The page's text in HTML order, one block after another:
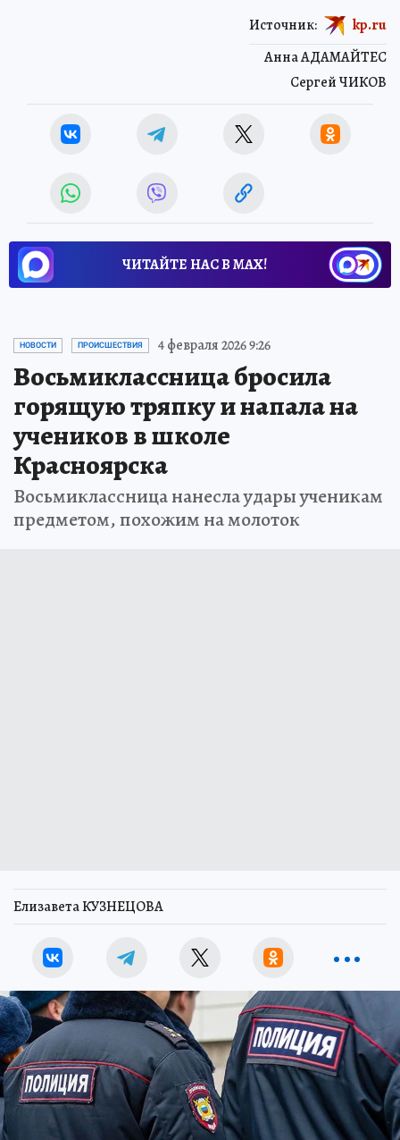
Анна АДАМАЙТЕС
Сергей ЧИКОВ
Источник: kp.ru
ЧИТАЙТЕ НАС В МАХ!
НОВОСТИ ПРОИСШЕСТВИЯ 4 февраля 2026 9:26
Восьмиклассница бросила
горящую тряпку и напала на
учеников в школе
Красноярска
Восьмиклассница нанесла удары ученикам
предметом, похожим на молоток
Елизавета КУЗНЕЦОВА